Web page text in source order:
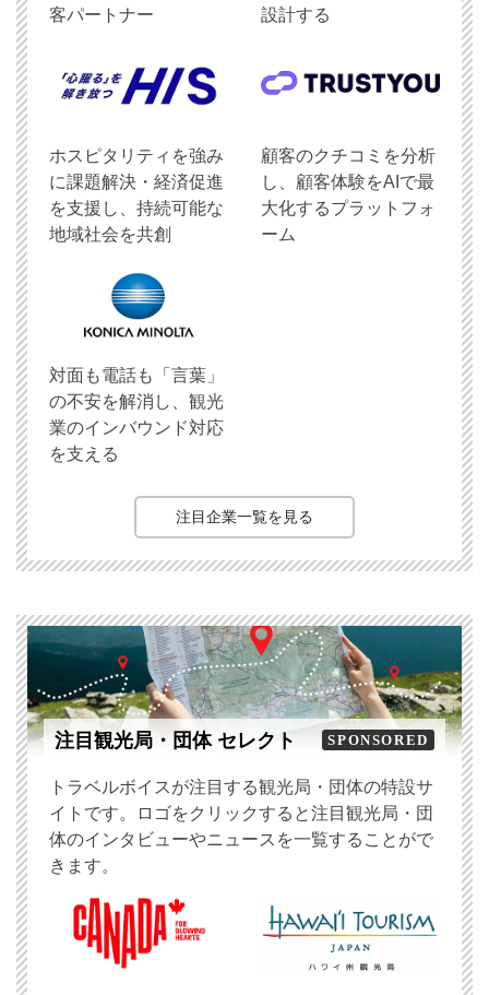
客パートナー
設計する
ホスピタリティを強み
に課題解決・経済促進
を支援し、持続可能な
地域社会を共創
顧客のクチコミを分析
し、顧客体験をAIで最
大化するプラットフォ
ーム
対面も電話も「言葉」
の不安を解消し、観光
業のインバウンド対応
を支える
注目企業一覧を見る
注目観光局・団体 セレクト SPONSORED
トラベルボイスが注目する観光局・団体の特設サ
イトです。ロゴをクリックすると注目観光局・団
体のインタビューやニュースを一覧することがで
きます。